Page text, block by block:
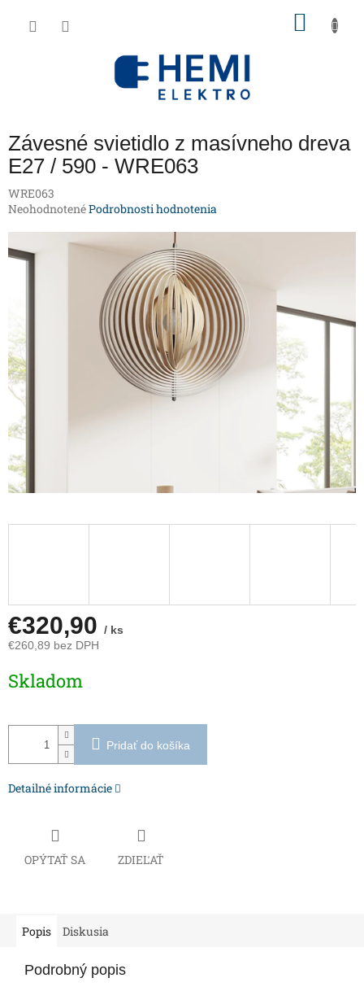
Závesné svietidlo z masívneho dreva
E27 / 590 - WRE063
WRE063
Priemerné
je
NeohodnotenéPodrobnosti hodnotenia
€320,90 / ks
€260,89 bez DPH
cena:
Skladom
Pridať do košíka
Detailné informácie
OPÝTAŤ SA ZDIEĽAŤ
Popis Diskusia
Podrobný popis